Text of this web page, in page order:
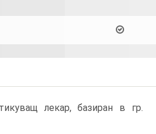
лекар, базиран в гр.